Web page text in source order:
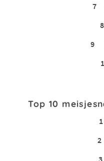
7
8
9
Top 10
1
2
3